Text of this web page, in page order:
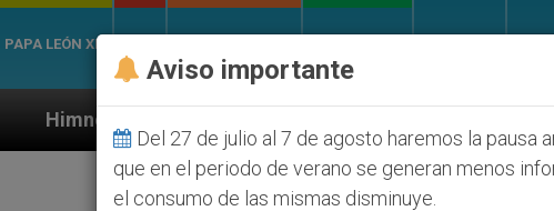
PAPA LEÓN XIV
Mundial de la Juventud Seúl 2027 ONU se
Aviso importante
Del 27 de julio al 7 de agosto haremos la pausa
que en el periodo de verano se generan menos
el consumo de las mismas disminuye.